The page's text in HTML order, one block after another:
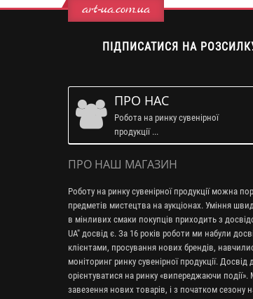
art-ua.com.ua
ПІДПИСАТИСЯ НА
ПРО НАС
Робота на ринку сувенірної
продукції ...
ПРО НАШ МАГАЗИН
Роботу на ринку сувенірної продукції можна
предметів мистецтва на аукціонах. Уміння
в мінливих смаки покупців приходить з
UA" досвід є. За 16 років роботи ми набули
клієнтами, просування нових брендів,
моніторинг ринку сувенірної продукції.
орієнтуватися на ринку «випереджаючи
завезення нових товарів, і з початком сезону